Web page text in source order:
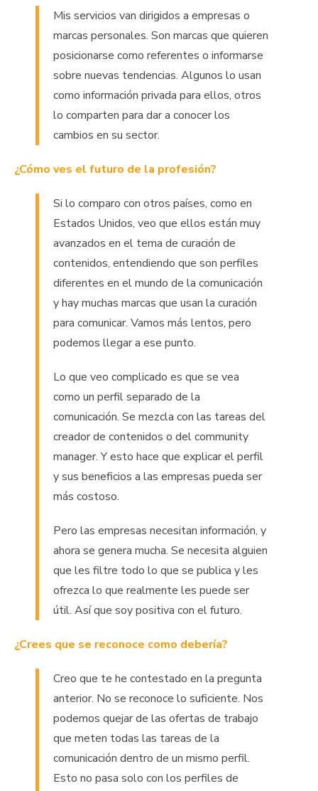
Mis servicios van dirigidos a empresas o
marcas personales. Son marcas que quieren
posicionarse como referentes o informarse
sobre nuevas tendencias. Algunos lo usan
como información privada para ellos, otros
lo comparten para dar a conocer los
cambios en su sector.
¿Cómo ves el futuro de la profesión?
Si lo comparo con otros países, como en
Estados Unidos, veo que ellos están muy
avanzados en el tema de curación de
contenidos, entendiendo que son perfiles
diferentes en el mundo de la comunicación
y hay muchas marcas que usan la curación
para comunicar. Vamos más lentos, pero
podemos llegar a ese punto.
Lo que veo complicado es que se vea
como un perfil separado de la
comunicación. Se mezcla con las tareas del
creador de contenidos o del community
manager. Y esto hace que explicar el perfil
y sus beneficios a las empresas pueda ser
más costoso.
Pero las empresas necesitan información, y
ahora se genera mucha. Se necesita alguien
que les filtre todo lo que se publica y les
ofrezca lo que realmente les puede ser
útil. Así que soy positiva con el futuro.
¿Crees que se reconoce como debería?
Creo que te he contestado en la pregunta
anterior. No se reconoce lo suficiente. Nos
podemos quejar de las ofertas de trabajo
que meten todas las tareas de la
comunicación dentro de un mismo perfil.
Esto no pasa solo con los perfiles de